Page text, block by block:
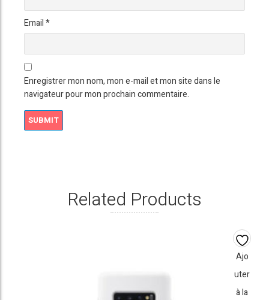
Email*
Enregistrer mon nom, mon e-mail et mon site dans le
navigateur pour mon prochain commentaire.
Related Products
Ajo
uter
à la